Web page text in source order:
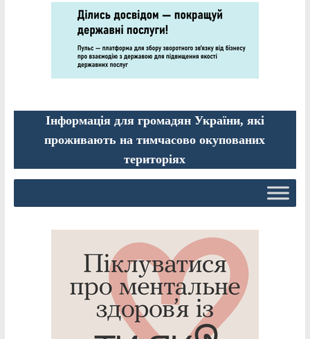
Інформація для громадян України, які
проживають на тимчасово окупованих
територіях